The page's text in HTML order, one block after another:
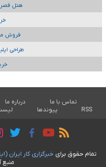
هتل
فروش
طراحی
تماس با ما درباره ما
RSS
پیوندها
تمام حقوق برای خبرگزاری کار ايران
منبع